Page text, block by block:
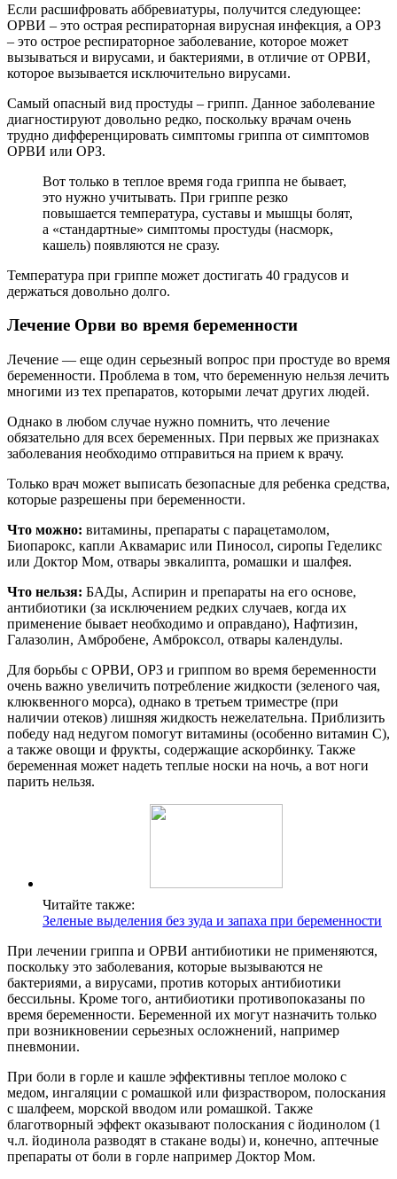
Если расшифровать аббревиатуры, получится следующее:
ОРВИ – это острая респираторная вирусная инфекция, а ОРЗ
– это острое респираторное заболевание, которое может
вызываться и вирусами, и бактериями, в отличие от ОРВИ,
которое вызывается исключительно вирусами.
Самый опасный вид простуды – грипп. Данное заболевание
диагностируют довольно редко, поскольку врачам очень
трудно дифференцировать симптомы гриппа от симптомов
ОРВИ или ОРЗ.
Вот только в теплое время года гриппа не бывает,
это нужно учитывать. При гриппе резко
повышается температура, суставы и мышцы болят,
а «стандартные» симптомы простуды (насморк,
кашель) появляются не сразу.
Температура при гриппе может достигать 40 градусов и
держаться довольно долго.
Лечение Орви во время беременности
Лечение — еще один серьезный вопрос при простуде во время
беременности. Проблема в том, что беременную нельзя лечить
многими из тех препаратов, которыми лечат других людей.
Однако в любом случае нужно помнить, что лечение
обязательно для всех беременных. При первых же признаках
заболевания необходимо отправиться на прием к врачу.
Только врач может выписать безопасные для ребенка средства,
которые разрешены при беременности.
Что можно: витамины, препараты с парацетамолом,
Биопарокс, капли Аквамарис или Пиносол, сиропы Геделикс
или Доктор Мом, отвары эвкалипта, ромашки и шалфея.
Что нельзя: БАДы, Аспирин и препараты на его основе,
антибиотики (за исключением редких случаев, когда их
применение бывает необходимо и оправдано), Нафтизин,
Галазолин, Амбробене, Амброксол, отвары календулы.
Для борьбы с ОРВИ, ОРЗ и гриппом во время беременности
очень важно увеличить потребление жидкости (зеленого чая,
клюквенного морса), однако в третьем триместре (при
наличии отеков) лишняя жидкость нежелательна. Приблизить
победу над недугом помогут витамины (особенно витамин С),
а также овощи и фрукты, содержащие аскорбинку. Также
беременная может надеть теплые носки на ночь, а вот ноги
парить нельзя.
Читайте также:
Зеленые выделения без зуда и запаха при беременности
При лечении гриппа и ОРВИ антибиотики не применяются,
поскольку это заболевания, которые вызываются не
бактериями, а вирусами, против которых антибиотики
бессильны. Кроме того, антибиотики противопоказаны по
время беременности. Беременной их могут назначить только
при возникновении серьезных осложнений, например
пневмонии.
При боли в горле и кашле эффективны теплое молоко с
медом, ингаляции с ромашкой или физраствором, полоскания
с шалфеем, морской вводом или ромашкой. Также
благотворный эффект оказывают полоскания с йодинолом (1
ч.л. йодинола разводят в стакане воды) и, конечно, аптечные
препараты от боли в горле например Доктор Мом.